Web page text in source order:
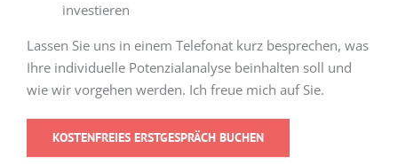
investieren
Lassen Sie uns in einem Telefonat kurz besprechen, was
Ihre individuelle Potenzialanalyse beinhalten soll und
wie wir vorgehen werden. Ich freue mich auf Sie.
KOSTENFREIES ERSTGESPRÄCH BUCHEN